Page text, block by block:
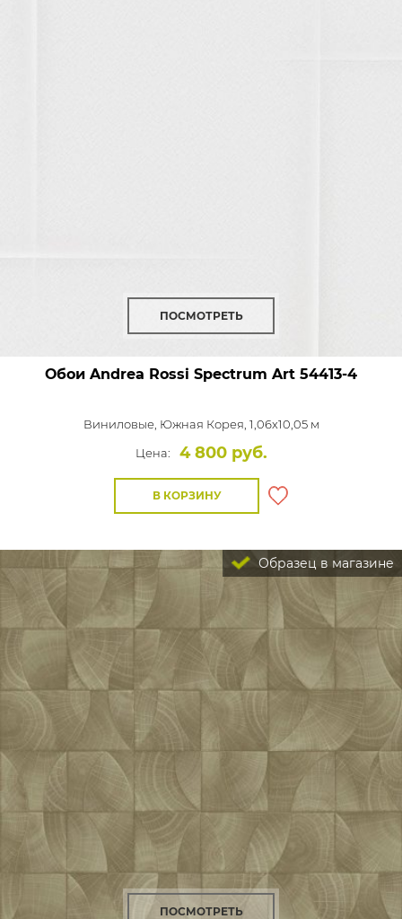
ПОСМОТРЕТЬ
Обои Andrea Rossi Spectrum Art 54413-4
Виниловые, Южная Корея, 1,06x10,05 м
Цена:
4 800 руб.
В КОРЗИНУ
Образец в магазине
ПОСМОТРЕТЬ